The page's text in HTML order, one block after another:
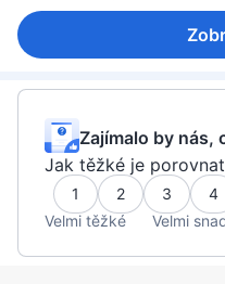
Zajímalo by nás,
Jak těžké je
1 2 3
4
Velmi těžké
Velmi